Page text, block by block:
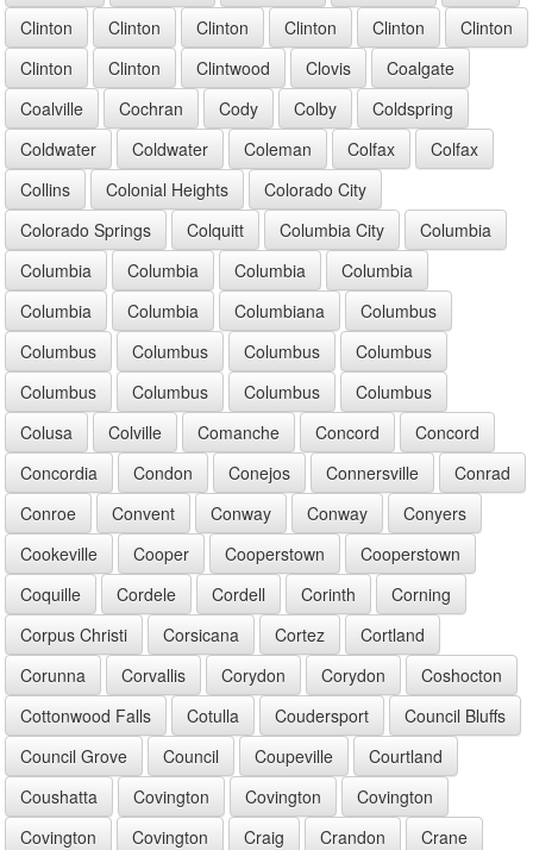
Clinton
Clinton Clinton Clinton Clinton
Clinton
Clinton
Clinton Clintwood Clovis
Coalgate
Coalville
Cochran Cody Colby
Coldspring
Coldwater
Coldwater Coleman Colfax
Colfax
Collins
Colonial Heights
Colorado City
Colorado Springs
Colquitt Columbia City
Columbia
Columbia
Columbia Columbia
Columbia
Columbia
Columbia Columbiana
Columbus
Columbus
Columbus Columbus
Columbus
Columbus
Columbus Columbus
Columbus
Colusa
Colville Comanche Concord
Concord
Concordia
Condon Conejos Connersville
Conrad
Conroe
Convent Conway Conway
Conyers
Cookeville
Cooper Cooperstown
Cooperstown
Coquille
Cordele Cordell Corinth
Corning
Corpus Christi
Corsicana Cortez
Cortland
Corunna
Corvallis Corydon Corydon
Coshocton
Cottonwood Falls
Cotulla Coudersport
Council Bluffs
Council Grove
Council Coupeville
Courtland
Coushatta
Covington Covington
Covington
Covington
Covington Craig Crandon
Crane